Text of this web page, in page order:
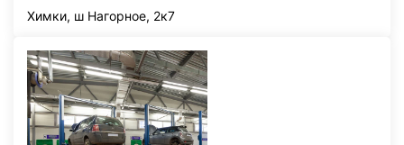
Химки, ш Нагорное, 2к7